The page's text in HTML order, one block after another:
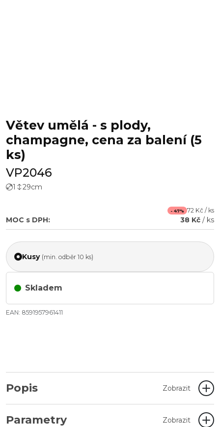
Větev umělá - s plody,
champagne, cena za balení (5
ks)
VP2046
1 29cm
- 47% 72 Kč / ks
MOC s DPH: 38 Kč / ks
Kusy (min. odběr 10 ks)
Skladem
EAN: 8591957961411
Popis Zobrazit
Parametry Zobrazit